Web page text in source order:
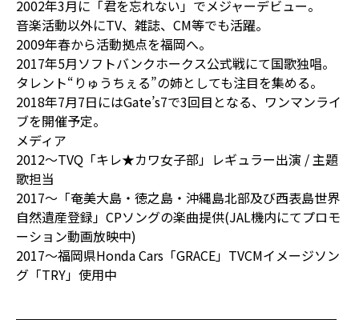
2002年3月に「君を忘れない」でメジャーデビュー。
音楽活動以外にTV、雑誌、CM等でも活躍。
2009年春から活動拠点を福岡へ。
2017年5月ソフトバンクホークス公式戦にて国歌独唱。
タレント“りゅうちぇる”の姉としても注目を集める。
2018年7月7日にはGate’s7で3回目となる、ワンマンライ
ブを開催予定。
メディア
2012～TVQ「キレ★カワ女子部」レギュラー出演 / 主題
歌担当
2017～「奄美大島・徳之島・沖縄島北部及び西表島世界
自然遺産登録」CPソングの楽曲提供(JAL機内にてプロモ
ーション動画放映中)
2017～福岡県Honda Cars「GRACE」TVCMイメージソン
グ「TRY」使用中